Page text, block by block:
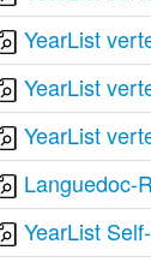
YearList
YearList
YearList
Languedoc-
YearList